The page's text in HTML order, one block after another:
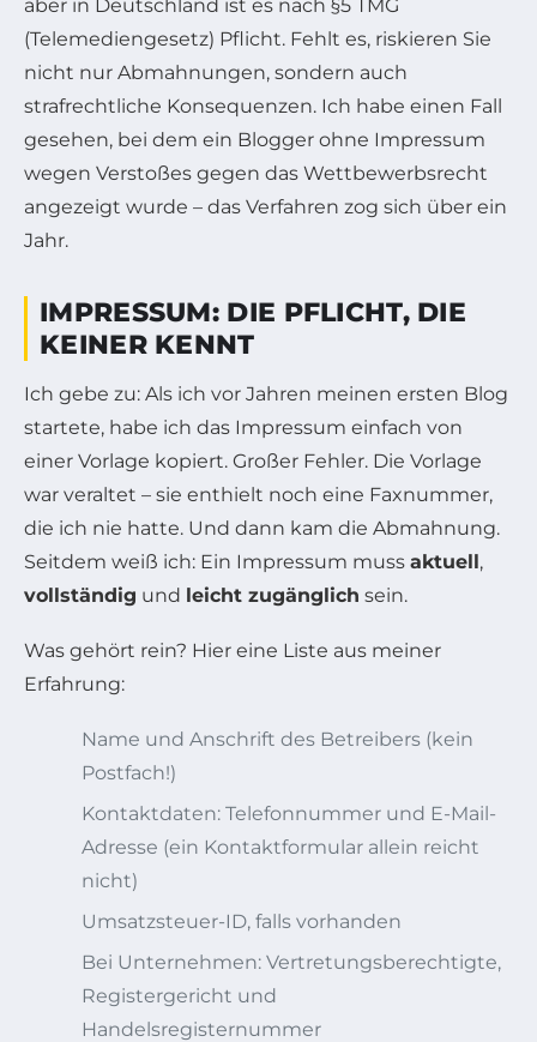
aber in Deutschland ist es nach §5 TMG
(Telemediengesetz) Pflicht. Fehlt es, riskieren Sie
nicht nur Abmahnungen, sondern auch
strafrechtliche Konsequenzen. Ich habe einen Fall
gesehen, bei dem ein Blogger ohne Impressum
wegen Verstoßes gegen das Wettbewerbsrecht
angezeigt wurde – das Verfahren zog sich über ein
Jahr.
IMPRESSUM: DIE PFLICHT, DIE
KEINER KENNT
Ich gebe zu: Als ich vor Jahren meinen ersten Blog
startete, habe ich das Impressum einfach von
einer Vorlage kopiert. Großer Fehler. Die Vorlage
war veraltet – sie enthielt noch eine Faxnummer,
die ich nie hatte. Und dann kam die Abmahnung.
Seitdem weiß ich: Ein Impressum muss aktuell,
vollständig und leicht zugänglich sein.
Was gehört rein? Hier eine Liste aus meiner
Erfahrung:
Name und Anschrift des Betreibers (kein
Postfach!)
Kontaktdaten: Telefonnummer und E-Mail-
Adresse (ein Kontaktformular allein reicht
nicht)
Umsatzsteuer-ID, falls vorhanden
Bei Unternehmen: Vertretungsberechtigte,
Registergericht und
Handelsregisternummer